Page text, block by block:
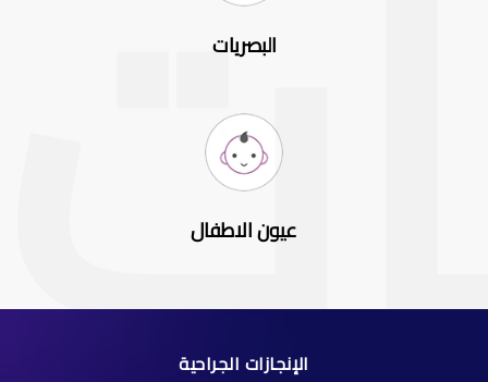
البصريات
عيون الاطفال
الإنجازات الجراحية